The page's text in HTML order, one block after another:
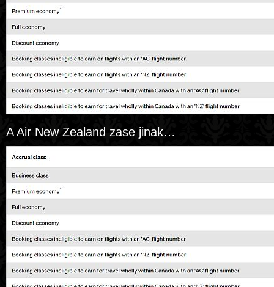
A Air New Zealand zase jinak…